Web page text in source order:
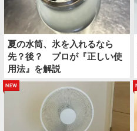
夏の水筒、氷を入れるなら
先？後？ プロが『正しい使
用法』を解説